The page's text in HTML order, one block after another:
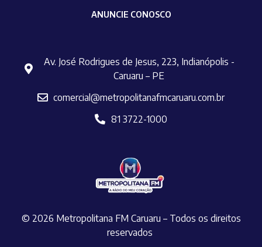
ANUNCIE CONOSCO
Av. José Rodrigues de Jesus, 223, Indianópolis -
Caruaru – PE
comercial@metropolitanafmcaruaru.com.br
81 3722-1000
© 2026 Metropolitana FM Caruaru – Todos os direitos
reservados